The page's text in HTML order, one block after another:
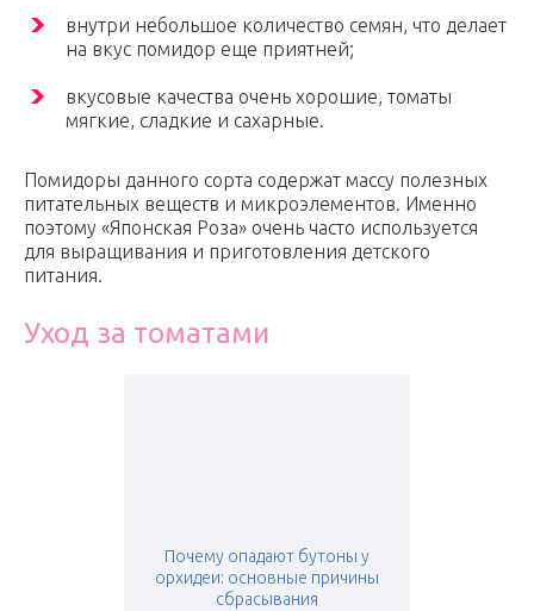
внутри небольшое количество семян, что делает
на вкус помидор еще приятней;
вкусовые качества очень хорошие, томаты
мягкие, сладкие и сахарные.
Помидоры данного сорта содержат массу полезных
питательных веществ и микроэлементов. Именно
поэтому «Японская Роза» очень часто используется
для выращивания и приготовления детского
питания.
Уход за томатами
Почему опадают бутоны у
орхидеи: основные причины
сбрасывания